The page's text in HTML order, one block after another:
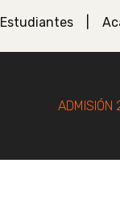
Estudiantes
ADMISIÓN